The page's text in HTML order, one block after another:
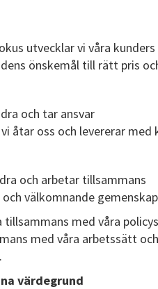
utvecklar vi våra
önskemål till rätt pris
och tar ansvar
åtar oss och levererar med
och arbetar tillsammans
och välkomnande gemenskap
tillsammans med våra
med våra arbetssätt
värdegrund